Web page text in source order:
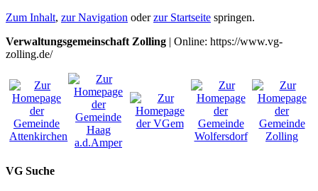
Zum Inhalt, zur Navigation oderzur Startseite springen.
Verwaltungsgemeinschaft Zolling | Online: https://www.vg-
zolling.de/
VG Suche